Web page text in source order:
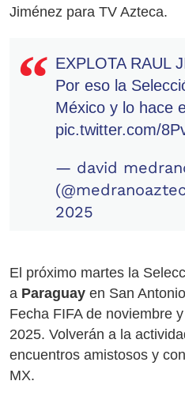
Jiménez para TV Azteca.
EXPLOTA RAUL
Por eso la
México y lo hace
pic.twitter.com/
— david
2025
El próximo martes la
a Paraguay en San
Fecha FIFA de noviembre
2025. Volverán a la
encuentros amistosos y
MX.